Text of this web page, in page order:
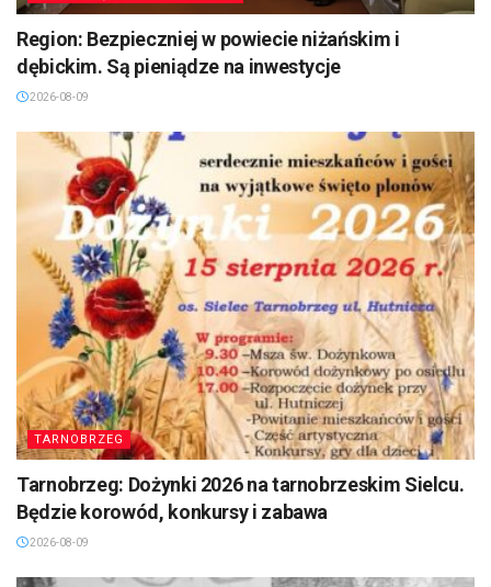
Region: Bezpieczniej w powiecie niżańskim i
dębickim. Są pieniądze na inwestycje
2026-08-09
TARNOBRZEG
Tarnobrzeg: Dożynki 2026 na tarnobrzeskim Sielcu.
Będzie korowód, konkursy i zabawa
2026-08-09